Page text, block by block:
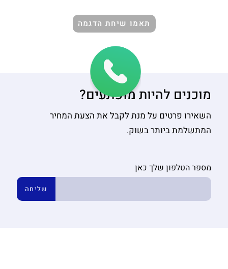
תאמו שיחת הדגמה
מוכנים להיות מופתעים?
השאירו פרטים על מנת לקבל את הצעת המחיר
המתשלמת ביותר בשוק.
מספר הטלפון שלך כאן
שליחה